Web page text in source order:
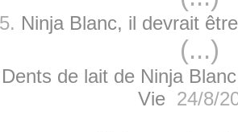
Ninja Blanc, il devrait
(...)
de lait de Ninja
Vie24/8/